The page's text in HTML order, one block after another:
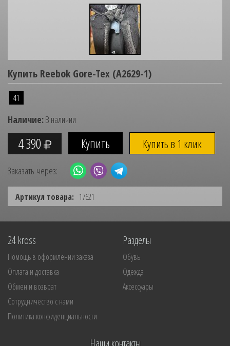
Купить Reebok Gore-Tex (A2629-1)
41
Наличие:В наличии
4 390 Купить в 1 клик
Заказать через:
Артикул товара: 17621
24 kross
Помощь в оформлении заказа
Оплата и доставка
Обмен и возврат
Сотрудничество с нами
Политика конфиденциальности
Разделы
Обувь
Одежда
Аксессуары
Наши контакты